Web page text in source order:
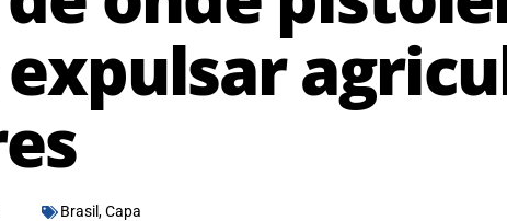
Brasil,Capa